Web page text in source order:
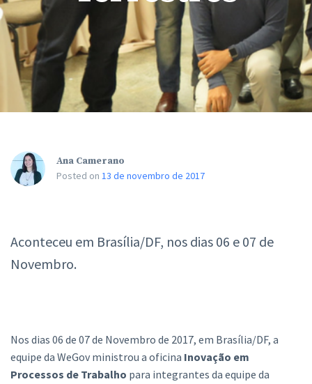
Ana Camerano
Posted on 13 de novembro de 2017
Aconteceu em Brasília/DF, nos dias 06 e 07 de
Novembro.
Nos dias 06 de 07 de Novembro de 2017, em Brasília/DF, a
equipe da WeGov ministrou a oficina Inovação em
Processos de Trabalho para integrantes da equipe da